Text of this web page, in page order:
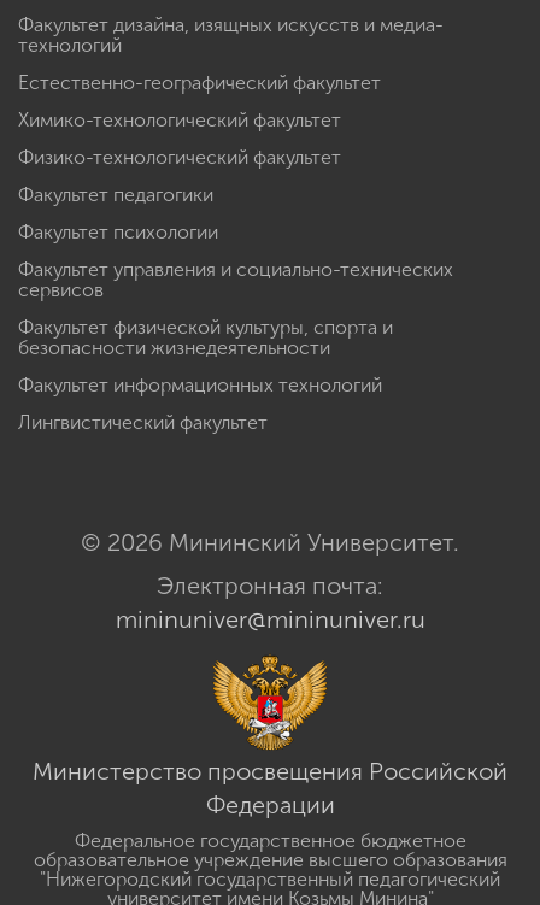
Факультет дизайна, изящных искусств и медиа-
технологий
Естественно-географический факультет
Химико-технологический факультет
Физико-технологический факультет
Факультет педагогики
Факультет психологии
Факультет управления и социально-технических
сервисов
Факультет физической культуры, спорта и
безопасности жизнедеятельности
Факультет информационных технологий
Лингвистический факультет
© 2026 Мининский Университет.
Электронная почта:
mininuniver@mininuniver.ru
Министерство просвещения Российской
Федерации
Федеральное государственное бюджетное
образовательное учреждение высшего образования
"Нижегородский государственный педагогический
университет имени Козьмы Минина"